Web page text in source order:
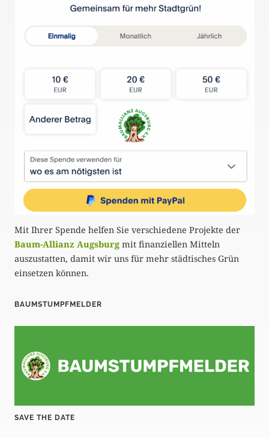
Mit Ihrer Spende helfen Sie verschiedene Projekte der
Baum-Allianz Augsburg mit finanziellen Mitteln
auszustatten, damit wir uns für mehr städtisches Grün
einsetzen können.
BAUMSTUMPFMELDER
SAVE THE DATE